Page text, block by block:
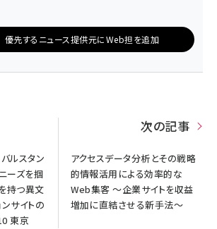
優先するニュース提供元にWeb担を追加
ルスタン
ーズを掴
持つ異文
サイトの
東京
次の記事
アクセスデータ分析とその戦略
的情報活用による効率的な
Web集客 ～企業サイトを収益
増加に直結させる新手法～